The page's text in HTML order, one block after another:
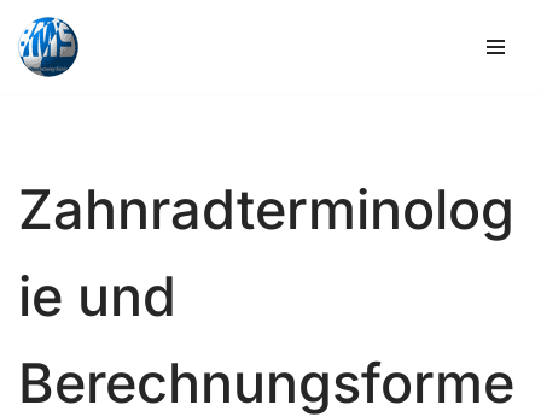
Zum
Zahnradterminolog
ie und
Berechnungsforme